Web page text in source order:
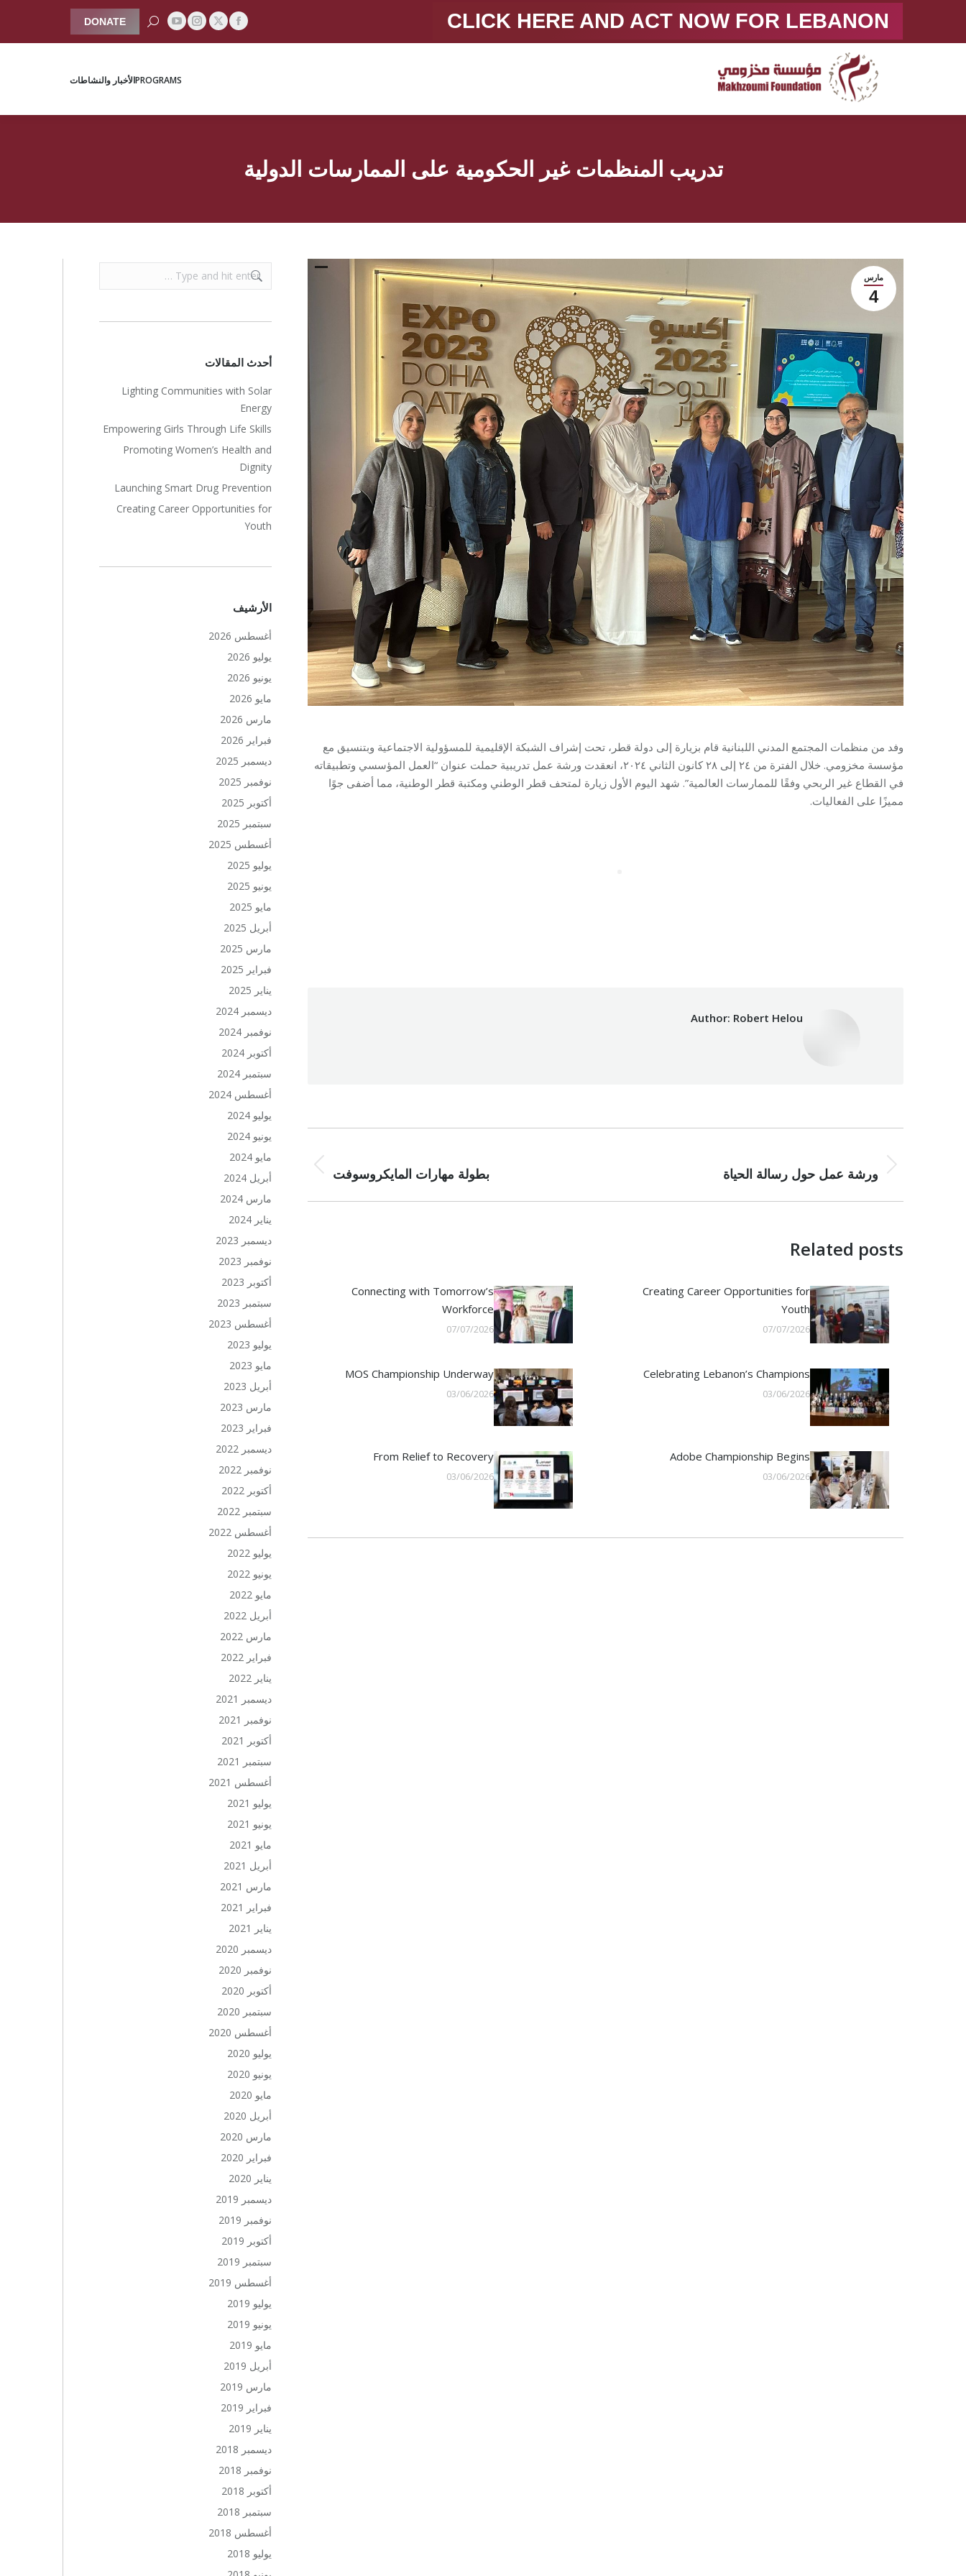
CLICK HERE AND ACT NOW FOR LEBANON
Facebook
page
X
page
Instagram
page
YouTube
page
in
Search:
DONATE
PROGRAMSالأخبار والنشاطات
تدريب المنظمات غير الحكومية على الممارسات الدولية
مارس
4
وفد من منظمات المجتمع المدني اللبنانية قام بزيارة إلى دولة قطر، تحت إشراف الشبكة الإقليمية للمسؤولية الاجتماعية وبتنسيق مع
مؤسسة مخزومي. خلال الفترة من ٢٤ إلى ٢٨
كانون الثاني
٢٠٢٤، انعقدت ورشة عمل تدريبية حملت عنوان “العمل المؤسسي وتطبيقاته
في القطاع غير الربحي وفقًا للممارسات العالمية”. شهد اليوم الأول زيارة لمتحف قطر الوطني ومكتبة قطر الوطنية، مما أضفى جوًا
مميزًا على الفعاليات.
Author: Robert Helou
navigation
Previousبطولة مهارات المايكروسوفت
Next
ورشة عمل حول رسالة الحياة
Related posts
Creating Career Opportunities for
Youth
07/07/2026
Connecting with Tomorrow’s
Workforce
07/07/2026
Celebrating Lebanon’s Champions
03/06/2026
MOS Championship Underway
03/06/2026
Adobe Championship Begins
03/06/2026
From Relief to Recovery
03/06/2026
Search:
أحدث المقالات
Lighting Communities with Solar
Energy
Empowering Girls Through Life Skills
Promoting Women’s Health and
Dignity
Launching Smart Drug Prevention
Creating Career Opportunities for
Youth
الأرشيف
أغسطس 2026
يوليو 2026
يونيو 2026
مايو 2026
مارس 2026
فبراير 2026
ديسمبر 2025
نوفمبر 2025
أكتوبر 2025
سبتمبر 2025
أغسطس 2025
يوليو 2025
يونيو 2025
مايو 2025
أبريل 2025
مارس 2025
فبراير 2025
يناير 2025
ديسمبر 2024
نوفمبر 2024
أكتوبر 2024
سبتمبر 2024
أغسطس 2024
يوليو 2024
يونيو 2024
مايو 2024
أبريل 2024
مارس 2024
يناير 2024
ديسمبر 2023
نوفمبر 2023
أكتوبر 2023
سبتمبر 2023
أغسطس 2023
يوليو 2023
مايو 2023
أبريل 2023
مارس 2023
فبراير 2023
ديسمبر 2022
نوفمبر 2022
أكتوبر 2022
سبتمبر 2022
أغسطس 2022
يوليو 2022
يونيو 2022
مايو 2022
أبريل 2022
مارس 2022
فبراير 2022
يناير 2022
ديسمبر 2021
نوفمبر 2021
أكتوبر 2021
سبتمبر 2021
أغسطس 2021
يوليو 2021
يونيو 2021
مايو 2021
أبريل 2021
مارس 2021
فبراير 2021
يناير 2021
ديسمبر 2020
نوفمبر 2020
أكتوبر 2020
سبتمبر 2020
أغسطس 2020
يوليو 2020
يونيو 2020
مايو 2020
أبريل 2020
مارس 2020
فبراير 2020
يناير 2020
ديسمبر 2019
نوفمبر 2019
أكتوبر 2019
سبتمبر 2019
أغسطس 2019
يوليو 2019
يونيو 2019
مايو 2019
أبريل 2019
مارس 2019
فبراير 2019
يناير 2019
ديسمبر 2018
نوفمبر 2018
أكتوبر 2018
سبتمبر 2018
أغسطس 2018
يوليو 2018
PROGRAMSالأخبار والنشاطات